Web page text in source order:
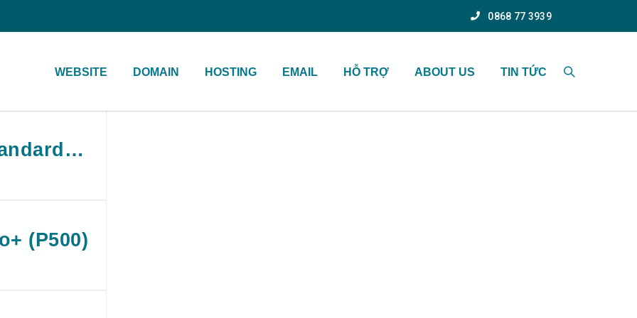
0868 77 3939
WEBSITE DOMAIN HOSTING EMAIL HỖ TRỢ ABOUT US TIN TỨC
Standard+ (S200)
(P500)